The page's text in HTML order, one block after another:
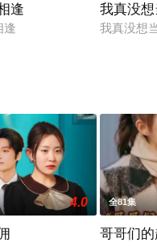
逢
逢
我真没
我真没想
4.0 全81集
哥哥们